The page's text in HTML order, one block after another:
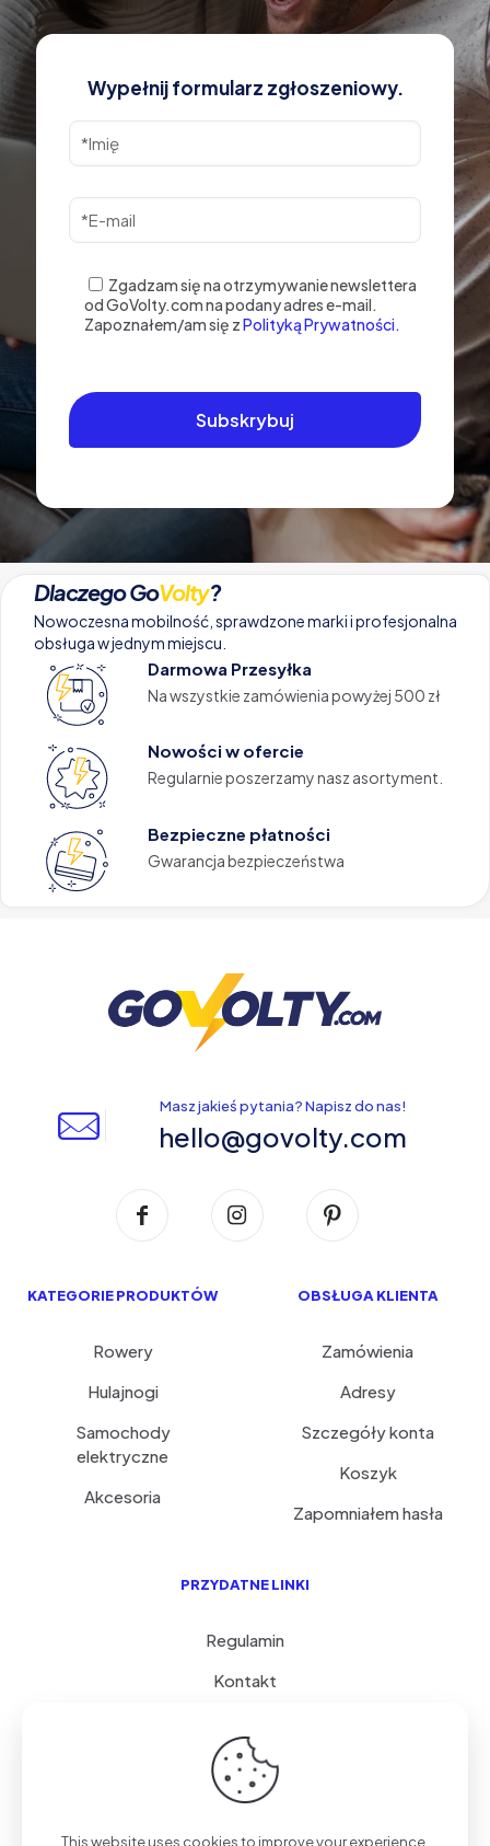
Wypełnij formularz zgłoszeniowy.
Zgadzam się na otrzymywanie newslettera
od GoVolty.com na podany adres e-mail.
Zapoznałem/am się zPolityką Prywatności.
Dlaczego GoVolty?
Nowoczesna mobilność, sprawdzone marki i profesjonalna
obsługa w jednym miejscu.
Darmowa Przesyłka
Na wszystkie zamówienia powyżej 500 zł
Nowości w ofercie
Regularnie poszerzamy nasz asortyment.
Bezpieczne płatności
Gwarancja bezpieczeństwa
Masz jakieś pytania? Napisz do nas!
hello@govolty.com
KATEGORIE PRODUKTÓW
Rowery
Hulajnogi
Samochody
elektryczne
Akcesoria
OBSŁUGA KLIENTA
Zamówienia
Adresy
Szczegóły konta
Koszyk
Zapomniałem hasła
PRZYDATNE LINKI
Regulamin
Kontakt
FAQ
© 2026 GoVolty.com | Wszystkie Prawa Zastrzeżone.
This website uses cookies to improve your experience.